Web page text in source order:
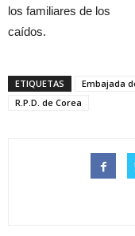
los familiares de los
caídos.
ETIQUETAS Embajada
R.P.D. de Corea